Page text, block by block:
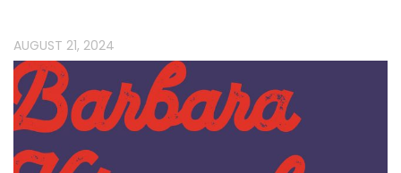
AUGUST 21, 2024